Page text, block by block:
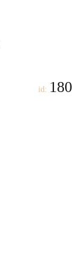
id: 180